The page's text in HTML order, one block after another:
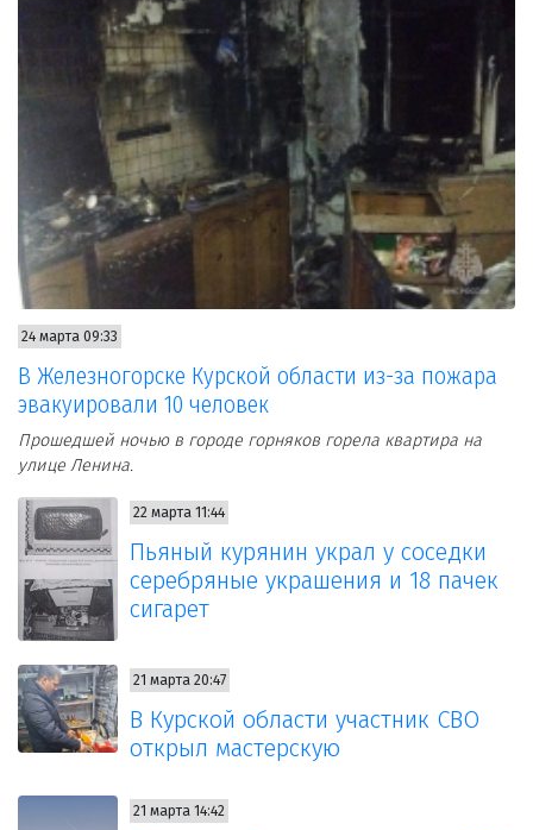
24 марта 09:33
В Железногорске Курской области из-за пожара
эвакуировали 10 человек
Прошедшей ночью в городе горняков горела квартира на
улице Ленина.
22 марта 11:44
Пьяный курянин украл у соседки
серебряные украшения и 18 пачек
сигарет
21 марта 20:47
В Курской области участник СВО
открыл мастерскую
21 марта 14:42